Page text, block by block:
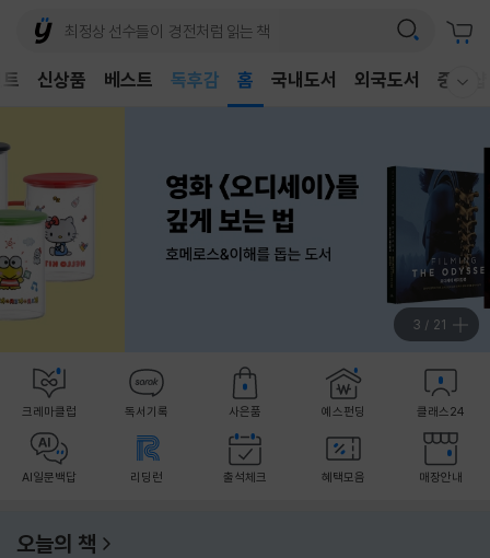
신상품 베스트
어린이
독후감 홈 국내도서 외국도서 중고샵
4 / 21
크레마클럽 독서기록 사은품 예스펀딩 클래스24
AI일문백답 리딩런 출석체크 혜택모음 매장안내
오늘의 책